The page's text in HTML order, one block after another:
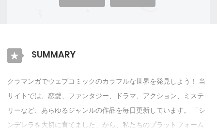
SUMMARY
クラマンガでウェブコミックのカラフルな世界を発見しよう！ 当
サイトでは、恋愛、ファンタジー、ドラマ、アクション、ミステ
リーなど、あらゆるジャンルの作品を毎日更新しています。 「シ
ンデレラを大切に育てました」から、私たちのプラットフォーム